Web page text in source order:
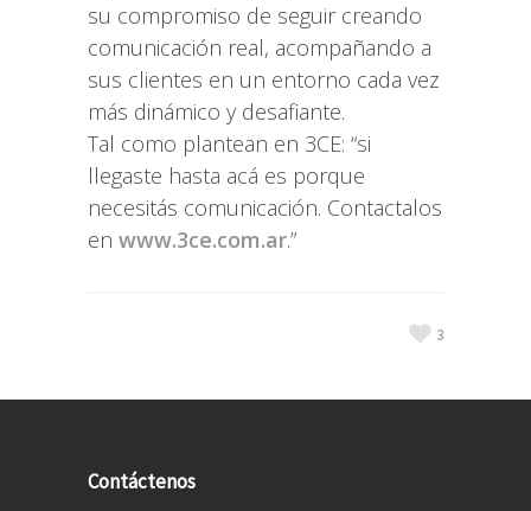
su compromiso de seguir creando
comunicación real, acompañando a
sus clientes en un entorno cada vez
más dinámico y desafiante.
Tal como plantean en 3CE: “si
llegaste hasta acá es porque
necesitás comunicación. Contactalos
en www.3ce.com.ar.”
3
Contáctenos